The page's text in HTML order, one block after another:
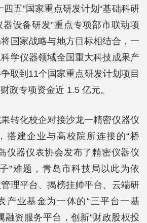
四五”国家重点研发计划“基础科研
设备研发”重点专项部市联动项
国家战略与地方目标相结合，一
学仪器领域全国重大科技成果产
取到11个国家重点研发计划项目
政专项资金近 1.5 亿元。
转化校企对接沙龙一精密仪器仪
搭建企业与高校院所连接的“桥
仪器仪表协会发布了精密仪器仪
”难题，青岛市科技局以此为依
理平台、揭榜挂帅平台、云端研
产业基金为一体的“三平台一基
融资服务平台，创新“财政股权投